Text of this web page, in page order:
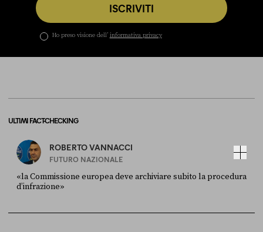
ISCRIVITI
Ho preso visione dell’ informativa privacy
ULTIMI FACT-CHECKING
ROBERTO VANNACCI
FUTURO NAZIONALE
«la Commissione europea deve archiviare subito la procedura
d’infrazione»